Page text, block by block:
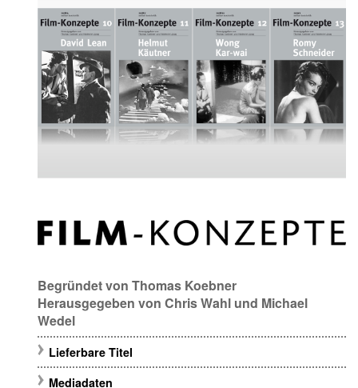
Begründet von Thomas Koebner
Herausgegeben von Chris Wahl und Michael
Wedel
Lieferbare Titel
Mediadaten